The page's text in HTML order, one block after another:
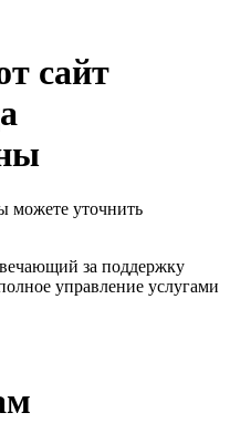
сайт
можете уточнить
за поддержку
управление услугами